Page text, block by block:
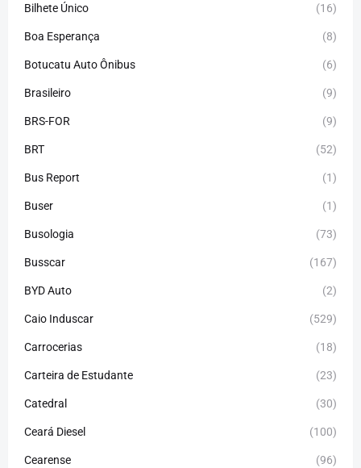
Bilhete Único (16)
Boa Esperança (8)
Botucatu Auto Ônibus (6)
Brasileiro (9)
BRS-FOR (9)
BRT (52)
Bus Report (1)
Buser (1)
Busologia (73)
Busscar (167)
BYD Auto (2)
Caio Induscar (529)
Carrocerias (18)
Carteira de Estudante (23)
Catedral (30)
Ceará Diesel (100)
Cearense (96)